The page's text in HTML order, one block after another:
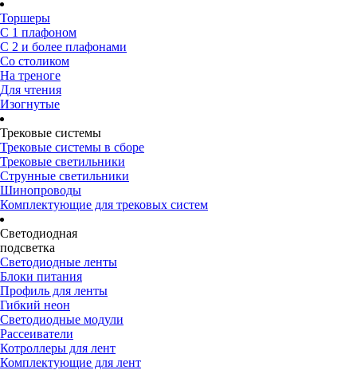
Торшеры
С 1 плафоном
С 2 и более плафонами
Со столиком
На треноге
Для чтения
Изогнутые
Трековые системы
Трековые системы в сборе
Трековые светильники
Струнные светильники
Шинопроводы
Комплектующие для трековых систем
Светодиодная
подсветка
Светодиодные ленты
Блоки питания
Профиль для ленты
Гибкий неон
Светодиодные модули
Рассеиватели
Котроллеры для лент
Комплектующие для лент